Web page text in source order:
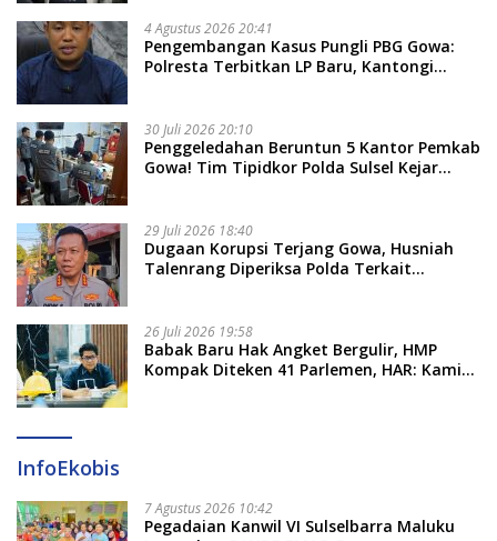
4 Agustus 2026 20:41
Pengembangan Kasus Pungli PBG Gowa:
Polresta Terbitkan LP Baru, Kantongi
30 Juli 2026 20:10
Penggeledahan Beruntun 5 Kantor Pemkab
Gowa! Tim Tipidkor Polda Sulsel Kejar
29 Juli 2026 18:40
Dugaan Korupsi Terjang Gowa, Husniah
Talenrang Diperiksa Polda Terkait
26 Juli 2026 19:58
​Babak Baru Hak Angket Bergulir, HMP
Kompak Diteken 41 Parlemen, HAR: Kami
InfoEkobis
7 Agustus 2026 10:42
Pegadaian Kanwil VI Sulselbarra Maluku